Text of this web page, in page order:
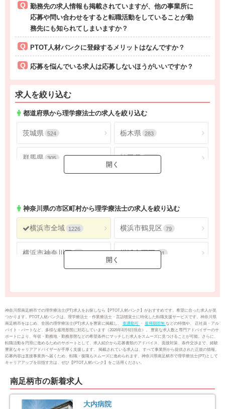
勤務先の求人情報も掲載されていますが、他の事業所に
応募や問い合わせをすると転職活動をしていることが勤
務先にも知られてしまいますか？
PTOT人材バンクに登録するメリットはなんですか？
応募を悩んでいる求人は応募しないほうがいいですか？
求人を絞り込む
都道府県から理学療法士の求人を絞り込む
茨城県 524 栃木県 283
群馬県 305 埼玉県
神奈川県 2688
神奈川県の市区町村から理学療法士の求人を絞り込む
横浜市全域 1226 横浜市鶴見区 79
横浜市神奈川区 横浜市西区 31
横浜市金沢区 51 横浜市港北区 125
横浜市戸塚区 100 横浜市港南区 88
横浜市旭区 104
横浜市瀬谷区 41
神奈川県南足柄市での理学療法士(PT)求人をお探しなら【PTOT人材バンク】がおすすめです。希望に合った求人が見
つかります。PTOT人材バンクは、理学療法士・作業療法士・言語聴覚士に特化した転職支援サービスです。神奈川県
南足柄市をはじめ、全国の理学療法士(PT)求人を豊富に掲載し、 車通勤可 ・ 雇用期間無 などの特徴や、 正社員・アル
バイト・パートなど、多様な雇用形態に対応しています（2026年8月6日現在）。 豊富な求人数と専門アドバイザーのサ
ポートにより、年収・勤務地・勤務形態などの希望条件にマッチした求人をスムーズに見つけることが可能。さらに、
転職活動を円滑に進めるためのサポートとして、求人紹介から応募書類のアドバイス、面接対策、条件交渉まで、経験
豊富なキャリアアドバイザーが手厚く支援します。 掲載されている求人は、すべて事業所から提供された正規の情報。
応募内容は直接事業所へ届くため、転職・復職もスムーズに進められます。神奈川県南足柄市で理学療法士(PT)として
キャリアアップを目指す方は、ぜひ【PTOT人材バンク】をご活用ください。
南足柄市の新着求人
大内病院